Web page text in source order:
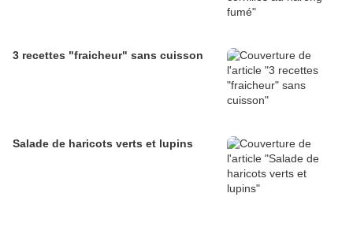
3 recettes "fraicheur" sans cuisson
Salade de haricots verts et lupins